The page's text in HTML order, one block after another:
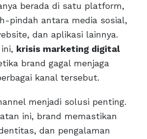
berada di satu platform,
pindah antara media sosial,
dan aplikasi lainnya.
krisis marketing digital
brand gagal menjaga
kanal tersebut.
menjadi solusi penting.
ini, brand memastikan
dan pengalaman